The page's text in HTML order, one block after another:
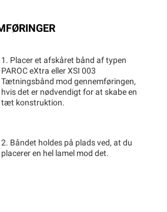
1. Placer et afskåret bånd af typen
PAROC eXtra eller XSI 003
Tætningsbånd mod gennemføringen,
hvis det er nødvendigt for at skabe en
tæt konstruktion.
2. Båndet holdes på plads ved, at du
placerer en hel lamel mod det.